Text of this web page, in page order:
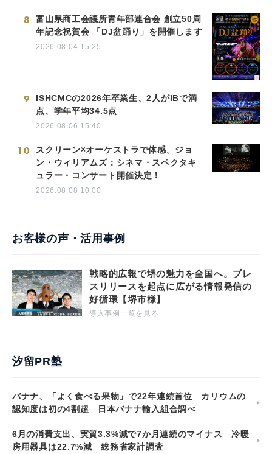
8
富山県商工会議所青年部連合会 創立50周
年記念祝賀会 「DJ盆踊り」を開催します
2026.08.04 15:25
9
ISHCMCの2026年卒業生、2人がIBで満
点、学年平均34.5点
2026.08.06 15:40
10
スクリーン×オーケストラで体感。ジョ
ン・ウィリアムズ：シネマ・スペクタキ
ュラー・コンサート開催決定！
2026.08.08 10:00
お客様の声・活用事例
戦略的広報で堺の魅力を全国へ。プレ
スリリースを起点に広がる情報発信の
好循環【堺市様】
導入事例一覧を見る
汐留PR塾
バナナ、「よく食べる果物」で22年連続首位 カリウムの
認知度は初の4割超 日本バナナ輸入組合調べ
6月の消費支出、実質3.3%減で7か月連続のマイナス 冷暖
房用器具は22.7%減 総務省家計調査